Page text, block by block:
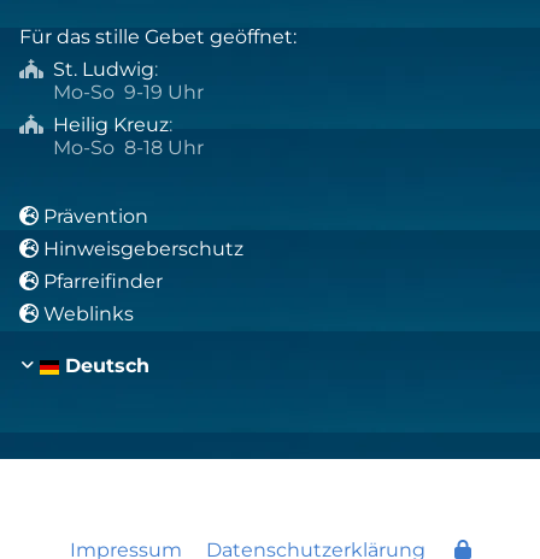
Für das stille Gebet geöffnet:
 St. Ludwig:
Mo-So 9-19 Uhr
 Heilig Kreuz:
Mo-So 8-18 Uhr
 Prävention
 Hinweisgeberschutz
 Pfarreifinder
 Weblinks
Deutsch
Impressum Datenschutzerklärung